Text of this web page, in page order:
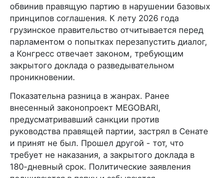
обвинив правящую партию в нарушении базовых
принципов соглашения. К лету 2026 года
грузинское правительство отчитывается перед
парламентом о попытках перезапустить диалог,
а Конгресс отвечает законом, требующим
закрытого доклада о разведывательном
проникновении.
Показательна разница в жанрах. Ранее
внесенный законопроект MEGOBARI,
предусматривавший санкции против
руководства правящей партии, застрял в Сенате
и принят не был. Прошел другой - тот, что
требует не наказания, а закрытого доклада в
180-дневный срок. Политические заявления